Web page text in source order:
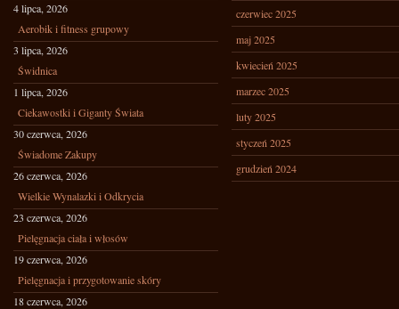
4 lipca, 2026
Aerobik i fitness grupowy
3 lipca, 2026
Świdnica
1 lipca, 2026
Ciekawostki i Giganty Świata
30 czerwca, 2026
Świadome Zakupy
26 czerwca, 2026
Wielkie Wynalazki i Odkrycia
23 czerwca, 2026
Pielęgnacja ciała i włosów
19 czerwca, 2026
Pielęgnacja i przygotowanie skóry
18 czerwca, 2026
czerwiec 2025
maj 2025
kwiecień 2025
marzec 2025
luty 2025
styczeń 2025
grudzień 2024